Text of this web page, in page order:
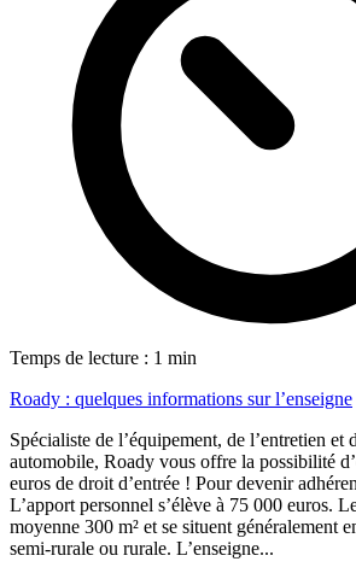
Temps de lecture : 1 min
Roady : quelques informations sur l’enseigne
Spécialiste de l’équipement, de l’entretien et
automobile, Roady vous offre la possibilité
euros de droit d’entrée ! Pour devenir
L’apport personnel s’élève à 75 000 euros.
moyenne 300 m² et se situent généralement
semi-rurale ou rurale. L’enseigne...